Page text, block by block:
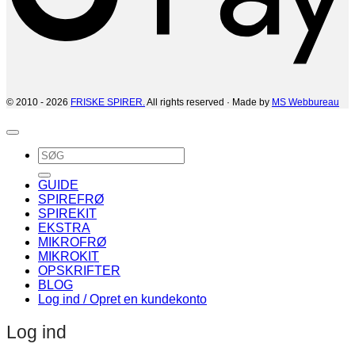
© 2010 - 2026 FRISKE SPIRER.All rights reserved · Made by MS Webbureau
Søg
efter:
GUIDE
SPIREFRØ
SPIREKIT
EKSTRA
MIKROFRØ
MIKROKIT
OPSKRIFTER
BLOG
Log ind / Opret en kundekonto
Log ind